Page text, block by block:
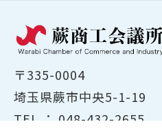
〒335-0004
埼玉県蕨市中央5-1-19
TEL ： 048-432-2655